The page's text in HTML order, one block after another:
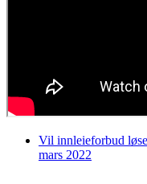
Vil innleieforbud
mars 2022